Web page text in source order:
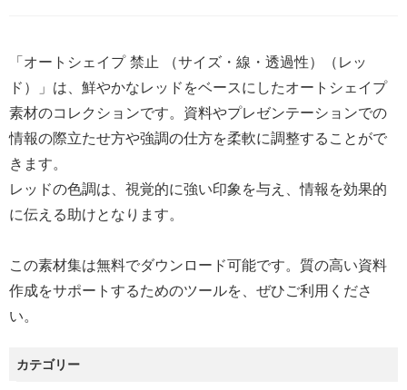
「オートシェイプ 禁止 （サイズ・線・透過性）（レッ
ド）」は、鮮やかなレッドをベースにしたオートシェイプ
素材のコレクションです。資料やプレゼンテーションでの
情報の際立たせ方や強調の仕方を柔軟に調整することがで
きます。
レッドの色調は、視覚的に強い印象を与え、情報を効果的
に伝える助けとなります。
この素材集は無料でダウンロード可能です。質の高い資料
作成をサポートするためのツールを、ぜひご利用くださ
い。
カテゴリー